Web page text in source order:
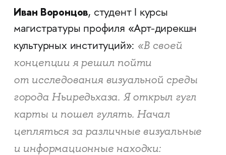
Иван Воронцов, студент I курсы
магистратуры профиля «Арт-дирекшн
культурных институций»: «В своей
концепции я решил пойти
от исследования визуальной среды
города Ньиредьхаза. Я открыл гугл
карты и пошел гулять. Начал
цепляться за различные визуальные
и информационные находки: